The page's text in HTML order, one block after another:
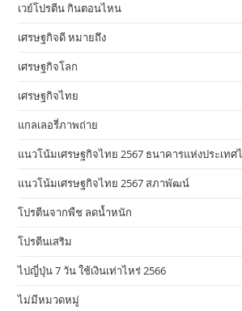
เวย์โปรตีน กินตอนไหน
เศรษฐกิจดี หมายถึง
เศรษฐกิจโลก
เศรษฐกิจไทย
แกลเลอรี่ภาพถ่าย
แนวโน้มเศรษฐกิจไทย 2567 ธนาคารแห่งประเทศ
แนวโน้มเศรษฐกิจไทย 2567 สภาพัฒน์
โปรตีนจากพืช ลดน้ำหนัก
โปรตีนเสริม
ไปญี่ปุ่น 7 วัน ใช้เงินเท่าไหร่ 2566
ไม่มีหมวดหมู่